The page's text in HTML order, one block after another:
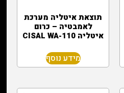
תוצאת איטליה מערכת
לאמבטיה – כרום
איטליה CISAL WA-110
מידע נוסף